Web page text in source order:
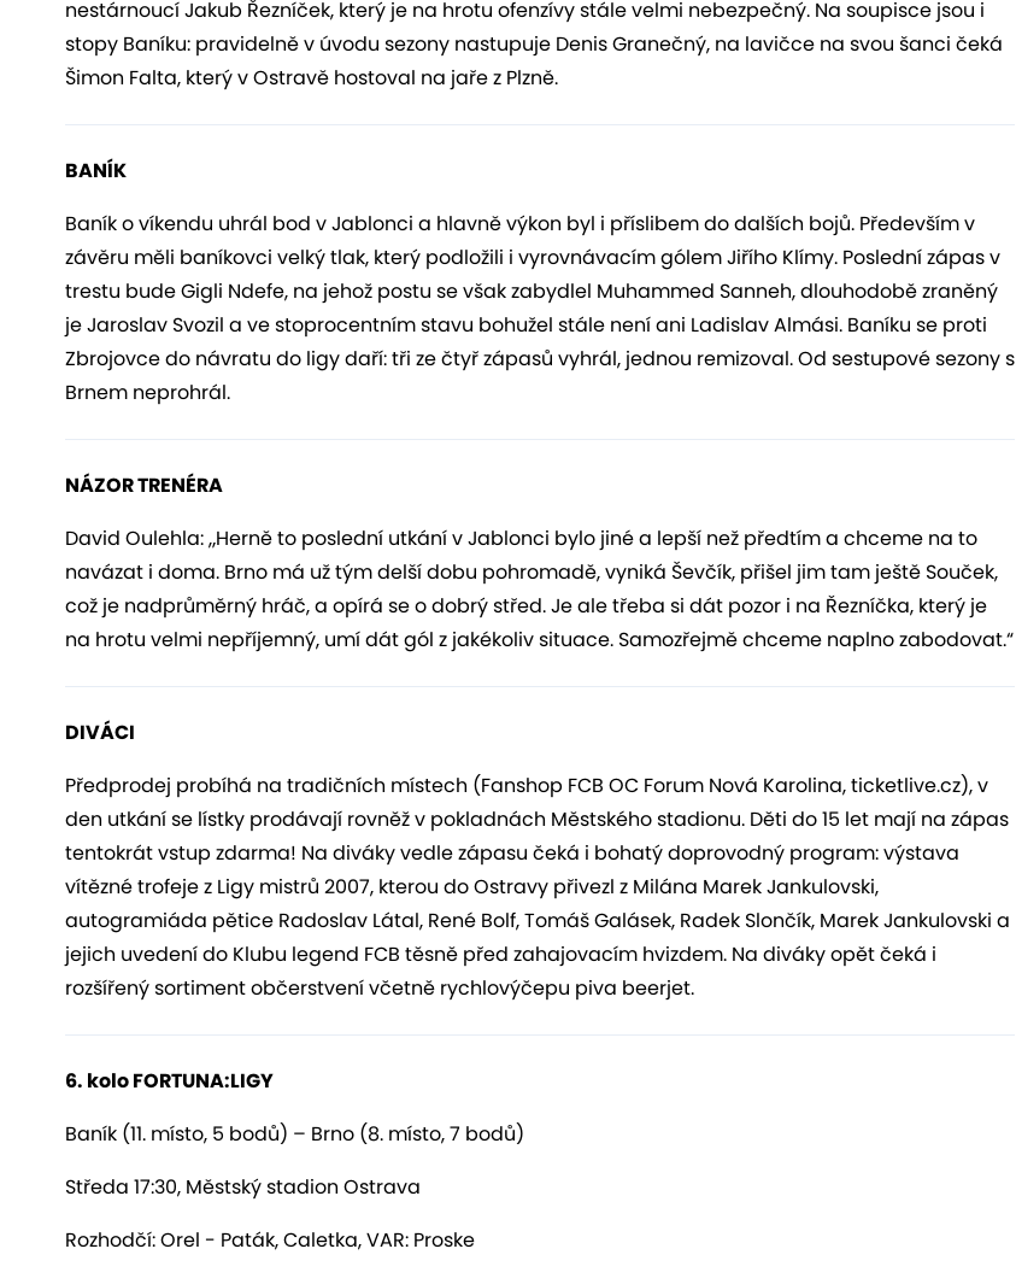
nestárnoucí Jakub Řezníček, který je na hrotu ofenzívy stále velmi nebezpečný. Na soupisce jsou i
stopy Baníku: pravidelně v úvodu sezony nastupuje Denis Granečný, na lavičce na svou šanci čeká
Šimon Falta, který v Ostravě hostoval na jaře z Plzně.
BANÍK
Baník o víkendu uhrál bod v Jablonci a hlavně výkon byl i příslibem do dalších bojů. Především v
závěru měli baníkovci velký tlak, který podložili i vyrovnávacím gólem Jiřího Klímy. Poslední zápas v
trestu bude Gigli Ndefe, na jehož postu se však zabydlel Muhammed Sanneh, dlouhodobě zraněný
je Jaroslav Svozil a ve stoprocentním stavu bohužel stále není ani Ladislav Almási. Baníku se proti
Zbrojovce do návratu do ligy daří: tři ze čtyř zápasů vyhrál, jednou remizoval. Od sestupové sezony s
Brnem neprohrál.
NÁZOR TRENÉRA
David Oulehla: „Herně to poslední utkání v Jablonci bylo jiné a lepší než předtím a chceme na to
navázat i doma. Brno má už tým delší dobu pohromadě, vyniká Ševčík, přišel jim tam ještě Souček,
což je nadprůměrný hráč, a opírá se o dobrý střed. Je ale třeba si dát pozor i na Řezníčka, který je
na hrotu velmi nepříjemný, umí dát gól z jakékoliv situace. Samozřejmě chceme naplno zabodovat.“
DIVÁCI
Předprodej probíhá na tradičních místech (Fanshop FCB OC Forum Nová Karolina, ticketlive.cz), v
den utkání se lístky prodávají rovněž v pokladnách Městského stadionu. Děti do 15 let mají na zápas
tentokrát vstup zdarma! Na diváky vedle zápasu čeká i bohatý doprovodný program: výstava
vítězné trofeje z Ligy mistrů 2007, kterou do Ostravy přivezl z Milána Marek Jankulovski,
autogramiáda pětice Radoslav Látal, René Bolf, Tomáš Galásek, Radek Slončík, Marek Jankulovski a
jejich uvedení do Klubu legend FCB těsně před zahajovacím hvizdem. Na diváky opět čeká i
rozšířený sortiment občerstvení včetně rychlovýčepu piva beerjet.
6. kolo FORTUNA:LIGY
Baník (11. místo, 5 bodů) – Brno (8. místo, 7 bodů)
Středa 17:30, Městský stadion Ostrava
Rozhodčí: Orel - Paták, Caletka, VAR: Proske